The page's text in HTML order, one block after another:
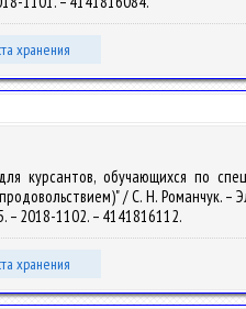
хранения
курсантов, обучающихся по
/ С. Н. Романчук.
– 2018-1102. – 4141816112.
хранения